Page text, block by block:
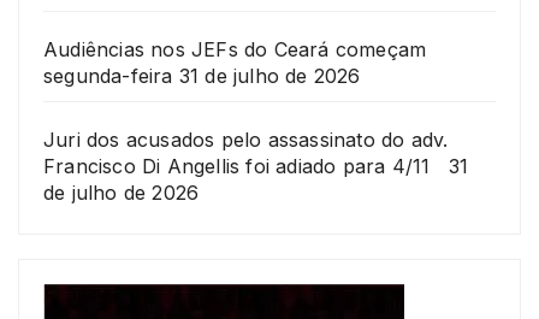
Audiências nos JEFs do Ceará começam
segunda-feira 31 de julho de 2026
Juri dos acusados pelo assassinato do adv.
Francisco Di Angellis foi adiado para 4/11
31
de julho de 2026